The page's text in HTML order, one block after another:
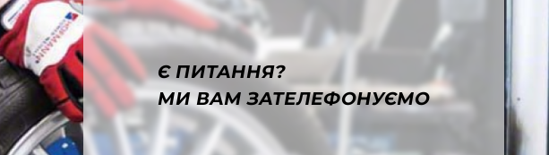
Є ПИТАННЯ?
МИ ВАМ ЗАТЕЛЕФОНУЄМО